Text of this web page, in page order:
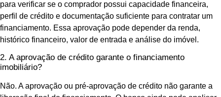
para verificar se o comprador possui capacidade financeira,
perfil de crédito e documentação suficiente para contratar um
financiamento. Essa aprovação pode depender da renda,
histórico financeiro, valor de entrada e análise do imóvel.
2. A aprovação de crédito garante o financiamento
imobiliário?
Não. A aprovação ou pré-aprovação de crédito não garante a